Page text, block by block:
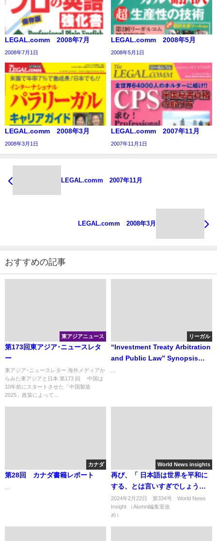
LEGAL.comm 2008年7月
2008年7月1日
LEGAL.comm 2008年5月
2008年5月1日
LEGAL.comm 2008年3月
2008年3月1日
LEGAL.comm 2007年11月
2007年11月1日
LEGAL.comm 2007年11月
LEGAL.comm 2008年3月
おすすめの記事
東アジアニュース
第173回東アジア･ニュースレタ
ー
東アジア･ニュースレター 海外メディアか
らみた東アジアと日本 第173 回 中国は
10年前にスタートさせた「中国製造
2025」政策によって...
リーガル
“Investment Treaty Arbitration
and Public Law” Synopsis
カナダ
第28回 カナダ書籍レポート
World News insights
再び、「 日本語は世界を平和に
する、とは言いすぎでしょうか
2024年2月22日 第334号 World News
Insight （Alumni編集室改
め）